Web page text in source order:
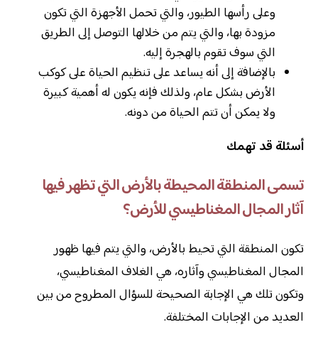
وعلى رأسها الطيور، والتي تحمل الأجهزة التي تكون
مزودة بها، والتي يتم من خلالها التوصل إلى الطريق
التي سوف تقوم بالهجرة إليه.
بالإضافة إلى أنه يساعد على تنظيم الحياة على كوكب
الأرض بشكل عام، ولذلك فإنه يكون له أهمية كبيرة
ولا يمكن أن تتم الحياة من دونه.
أسئلة قد تهمك
تسمى المنطقة المحيطة بالأرض التي تظهر فيها
آثار المجال المغناطيسي للأرض؟
تكون المنطقة التي تحيط بالأرض، والتي يتم فيها ظهور
المجال المغناطيسي وآثاره، هي الغلاف المغناطيسي،
وتكون تلك هي الإجابة الصحيحة للسؤال المطروح من بين
العديد من الإجابات المختلفة.